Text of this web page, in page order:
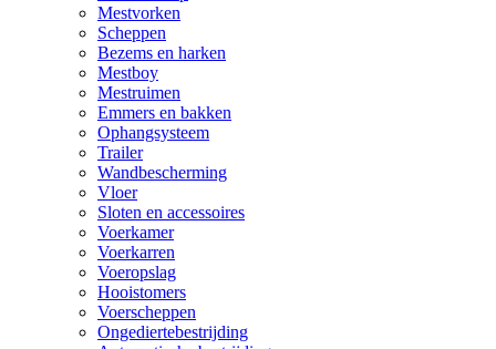
Mestvorken
Scheppen
Bezems en harken
Mestboy
Mestruimen
Emmers en bakken
Ophangsysteem
Trailer
Wandbescherming
Vloer
Sloten en accessoires
Voerkamer
Voerkarren
Voeropslag
Hooistomers
Voerscheppen
Ongediertebestrijding